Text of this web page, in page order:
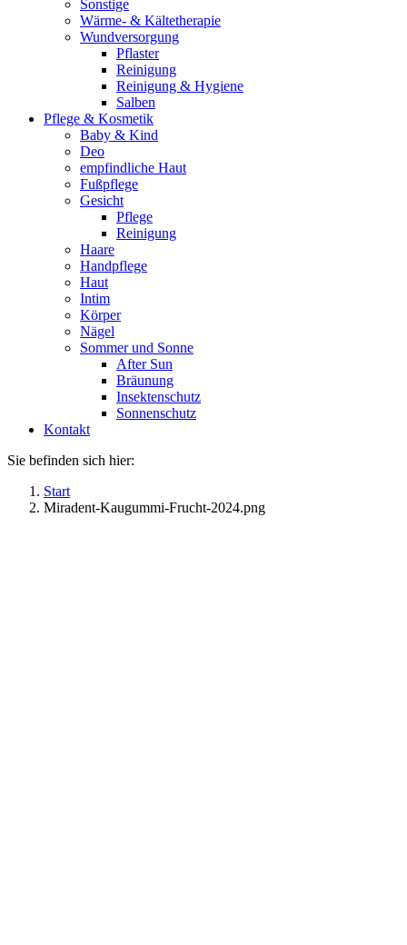
Sonstige
Wärme- & Kältetherapie
Wundversorgung
Pflaster
Reinigung
Reinigung & Hygiene
Salben
Pflege & Kosmetik
Baby & Kind
Deo
empfindliche Haut
Fußpflege
Gesicht
Pflege
Reinigung
Haare
Handpflege
Haut
Intim
Körper
Nägel
Sommer und Sonne
After Sun
Bräunung
Insektenschutz
Sonnenschutz
Kontakt
Sie befinden sich hier:
Start
Miradent-Kaugummi-Frucht-2024.png